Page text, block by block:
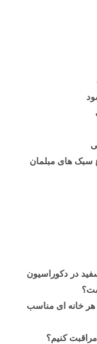
سبک های مبلمان
در دکوراسیون
هر خانه ای مناسب
کنیم؟